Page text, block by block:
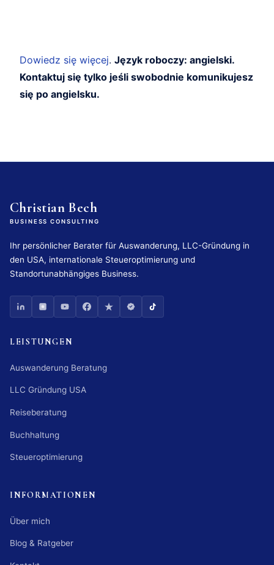
Dowiedz się więcej. Język roboczy: angielski.
Kontaktuj się tylko jeśli swobodnie komunikujesz
się po angielsku.
Christian Bech
BUSINESS CONSULTING
Ihr persönlicher Berater für Auswanderung, LLC-Gründung in
den USA, internationale Steueroptimierung und
Standortunabhängiges Business.
LEISTUNGEN
Auswanderung Beratung
LLC Gründung USA
Reiseberatung
Buchhaltung
Steueroptimierung
INFORMATIONEN
Über mich
Blog & Ratgeber